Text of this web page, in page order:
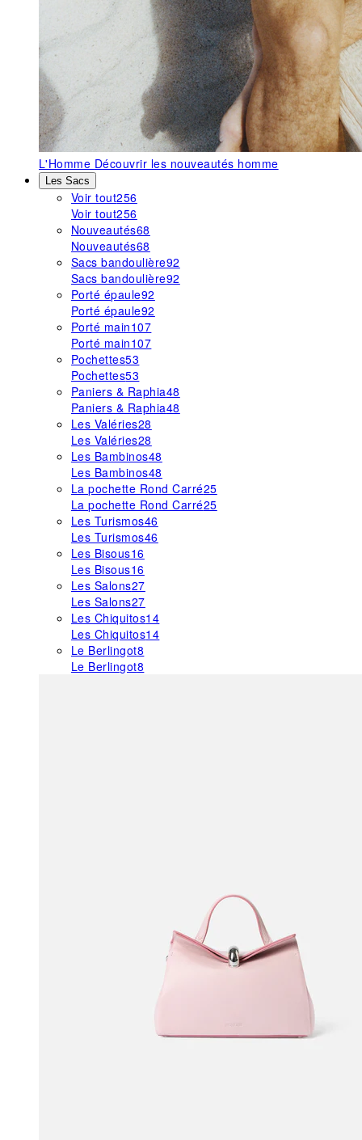
L'Homme Découvrir les nouveautés homme
Les Sacs
Voir tout256
Voir tout256
Nouveautés68
Nouveautés68
Sacs bandoulière92
Sacs bandoulière92
Porté épaule92
Porté épaule92
Porté main107
Porté main107
Pochettes53
Pochettes53
Paniers & Raphia48
Paniers & Raphia48
Les Valéries28
Les Valéries28
Les Bambinos48
Les Bambinos48
La pochette Rond Carré25
La pochette Rond Carré25
Les Turismos46
Les Turismos46
Les Bisous16
Les Bisous16
Les Salons27
Les Salons27
Les Chiquitos14
Les Chiquitos14
Le Berlingot8
Le Berlingot8